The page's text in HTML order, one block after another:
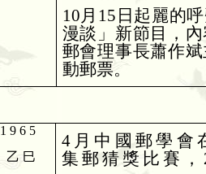
10 月 15 日起麗的
漫談」新節目，
郵會理事長蕭作
動郵票。
1965
乙巳
4 月中國郵學會
集郵猜獎比賽，